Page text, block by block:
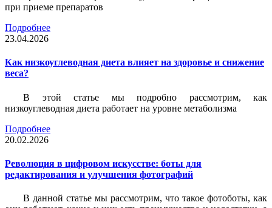
при приеме препаратов
Подробнее
23.04.2026
Как низкоуглеводная диета влияет на здоровье и снижение
веса?
В этой статье мы подробно рассмотрим, как
низкоуглеводная диета работает на уровне метаболизма
Подробнее
20.02.2026
Революция в цифровом искусстве: боты для
редактирования и улучшения фотографий
В данной статье мы рассмотрим, что такое фотоботы, как